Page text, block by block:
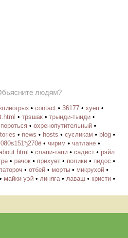
людям?
кпиногрыз • contact • 36177 • хуеп •
• трэшак • трынди-тынди •
пороться • охренопутительный •
• news • hosts • cусликам • blog •
• чирим • чатлане •
• слапи-тапи • садист • рэйл
• рачок • прихует • полики • пидос •
патороч • отбей • морты • микрухой •
• майки уэй • линяга• лаваш • кристи •